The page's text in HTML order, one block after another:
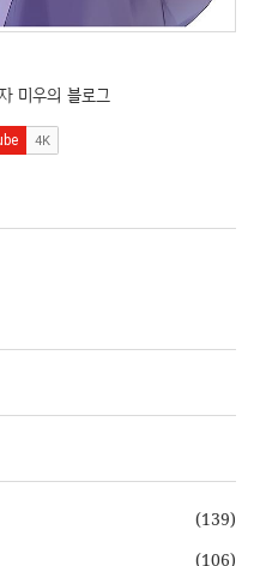
미우의 블로그
(139)
(106)